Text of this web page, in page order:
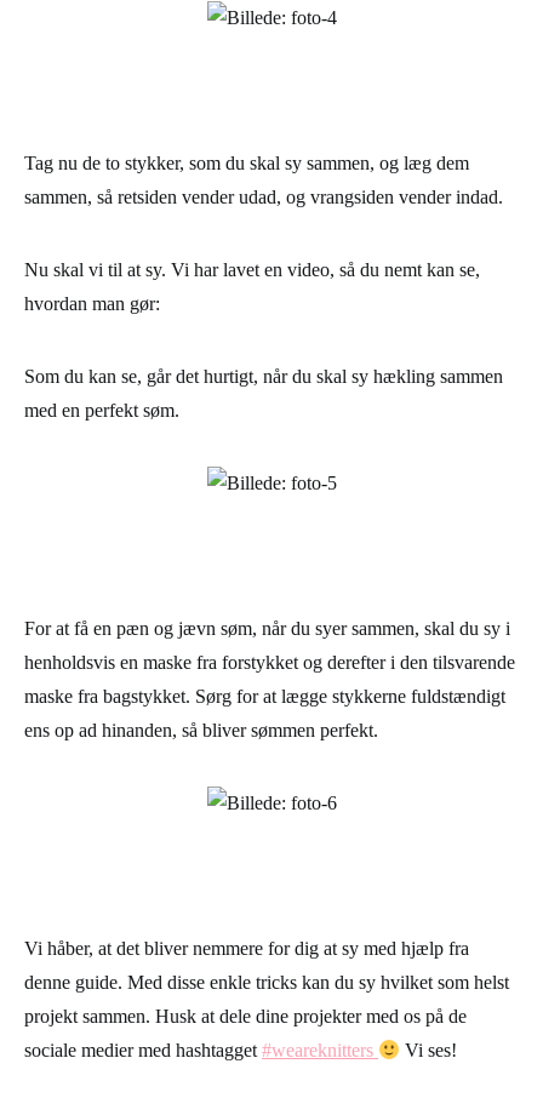
Tag nu de to stykker, som du skal sy sammen, og læg dem
sammen, så retsiden vender udad, og vrangsiden vender indad.
Nu skal vi til at sy. Vi har lavet en video, så du nemt kan se,
hvordan man gør:
Som du kan se, går det hurtigt, når du skal sy hækling sammen
med en perfekt søm.
For at få en pæn og jævn søm, når du syer sammen, skal du sy i
henholdsvis en maske fra forstykket og derefter i den tilsvarende
maske fra bagstykket. Sørg for at lægge stykkerne fuldstændigt
ens op ad hinanden, så bliver sømmen perfekt.
Vi håber, at det bliver nemmere for dig at sy med hjælp fra
denne guide. Med disse enkle tricks kan du sy hvilket som helst
projekt sammen. Husk at dele dine projekter med os på de
sociale medier med hashtagget #weareknitters Vi ses!